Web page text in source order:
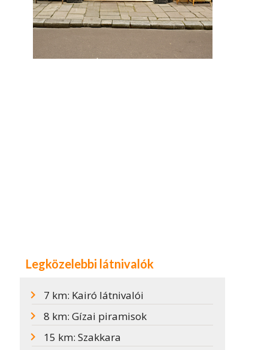
Legközelebbi látnivalók
7 km: Kairó látnivalói
8 km: Gízai piramisok
15 km: Szakkara